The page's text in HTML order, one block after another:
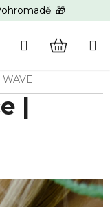
🎁
Hledat
|